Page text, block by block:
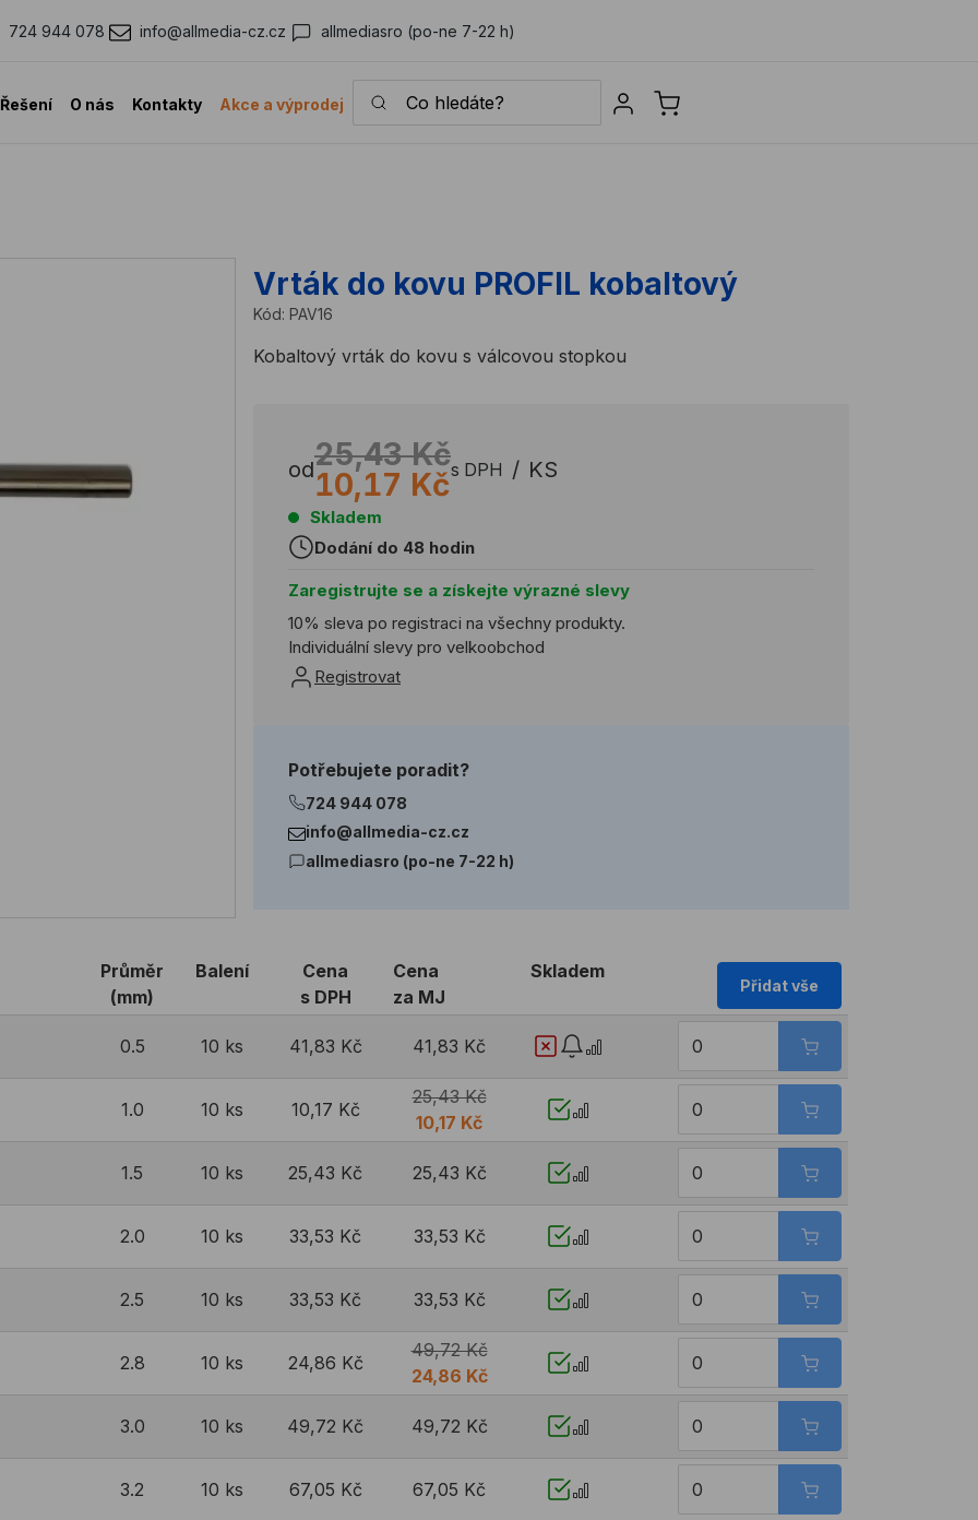
724 944 078 info@allmedia-cz.cz allmediasro (po-ne 7-22 h)
Řešení O nás Kontakty Akce a výprodej
Co hledáte? Sign in
Vrták do kovu PROFIL kobaltový
Kód: PAV16
Kobaltový vrták do kovu s válcovou stopkou
od25,43 Kč
10,17 Kčs DPH / KS
Skladem
Dodání do 48 hodin
Zaregistrujte se a získejte výrazné slevy
10% sleva po registraci na všechny produkty.
Individuální slevy pro velkoobchod
Registrovat
Potřebujete poradit?
724 944 078
info@allmedia-cz.cz
allmediasro (po-ne 7-22 h)
Průměr
(mm)
Balení
Cena
s DPH
Cena
za MJ
Skladem
Přidat vše
0.5 10 ks 41,83 Kč 41,83 Kč
1.0 10 ks 10,17 Kč
25,43 Kč
10,17 Kč
1.5 10 ks 25,43 Kč 25,43 Kč
2.0 10 ks 33,53 Kč 33,53 Kč
2.5 10 ks 33,53 Kč 33,53 Kč
2.8 10 ks 24,86 Kč
49,72 Kč
24,86 Kč
3.0 10 ks 49,72 Kč 49,72 Kč
3.2 10 ks 67,05 Kč 67,05 Kč